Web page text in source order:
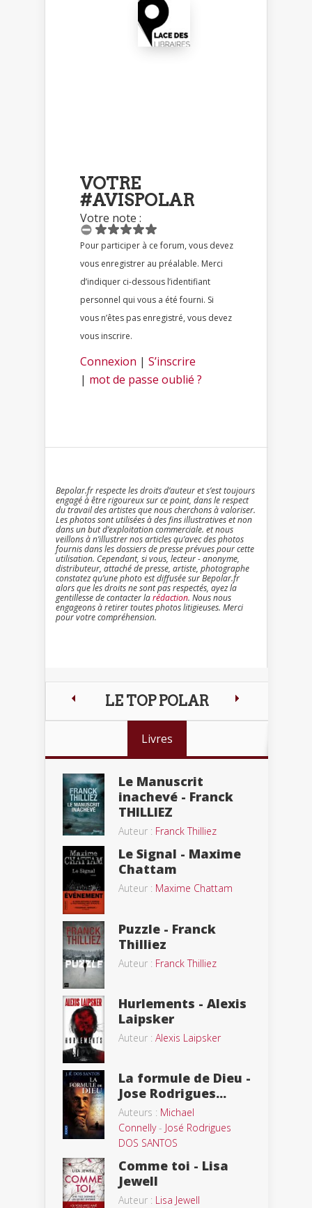
VOTRE
#AVISPOLAR
Votre note :
Pour participer à ce forum, vous devez
vous enregistrer au préalable. Merci
d’indiquer ci-dessous l’identifiant
personnel qui vous a été fourni. Si
vous n’êtes pas enregistré, vous devez
vous inscrire.
Connexion | S’inscrire
| mot de passe oublié ?
Bepolar.fr respecte les droits d’auteur et s’est toujours
engagé à être rigoureux sur ce point, dans le respect
du travail des artistes que nous cherchons à valoriser.
Les photos sont utilisées à des fins illustratives et non
dans un but d’exploitation commerciale. et nous
veillons à n’illustrer nos articles qu’avec des photos
fournis dans les dossiers de presse prévues pour cette
utilisation. Cependant, si vous, lecteur - anonyme,
distributeur, attaché de presse, artiste, photographe
constatez qu’une photo est diffusée sur Bepolar.fr
alors que les droits ne sont pas respectés, ayez la
gentillesse de contacter larédaction. Nous nous
engageons à retirer toutes photos litigieuses. Merci
pour votre compréhension.
LE TOP POLAR
Livres
Le Manuscrit
inachevé - Franck
THILLIEZ
Auteur : Franck Thilliez
Le Signal - Maxime
Chattam
Auteur : Maxime Chattam
Puzzle - Franck
Thilliez
Auteur : Franck Thilliez
Hurlements - Alexis
Laipsker
Auteur : Alexis Laipsker
La formule de Dieu -
Jose Rodrigues...
Auteurs : Michael
Connelly- José Rodrigues
DOS SANTOS
Comme toi - Lisa
Jewell
Auteur : Lisa Jewell